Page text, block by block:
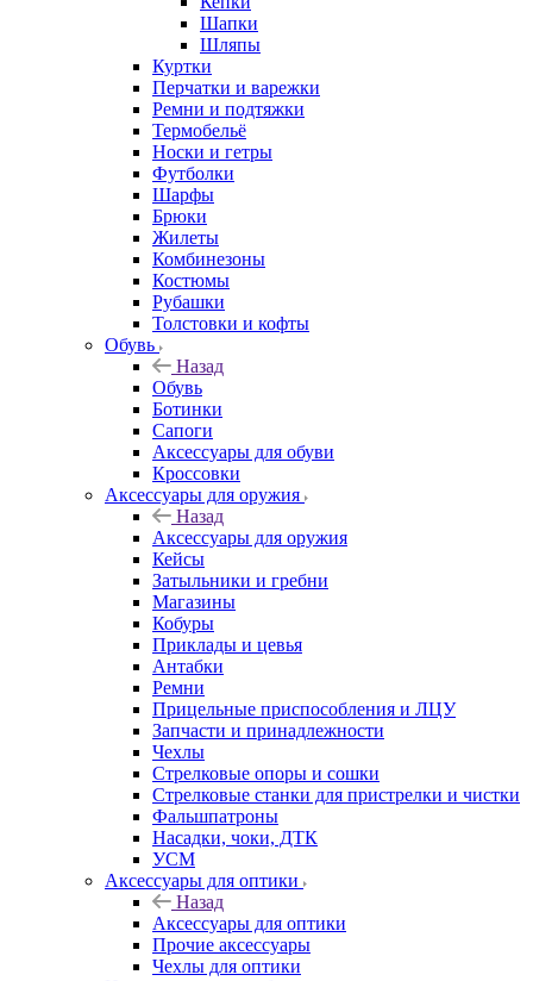
Шапки
Шляпы
Куртки
Перчатки и варежки
Ремни и подтяжки
Термобельё
Носки и гетры
Футболки
Шарфы
Брюки
Жилеты
Комбинезоны
Костюмы
Рубашки
Толстовки и кофты
Обувь
Назад
Обувь
Ботинки
Сапоги
Аксессуары для обуви
Кроссовки
Аксессуары для оружия
Назад
Аксессуары для оружия
Кейсы
Затыльники и гребни
Магазины
Кобуры
Приклады и цевья
Антабки
Ремни
Прицельные приспособления и ЛЦУ
Запчасти и принадлежности
Чехлы
Стрелковые опоры и сошки
Стрелковые станки для пристрелки и чистки
Фальшпатроны
Насадки, чоки, ДТК
УСМ
Аксессуары для оптики
Назад
Аксессуары для оптики
Прочие аксессуары
Чехлы для оптики